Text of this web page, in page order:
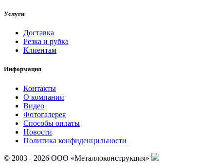
Услуги
Доставка
Резка и рубка
Клиентам
Информация
Контакты
О компании
Видео
Фотогалерея
Способы оплаты
Новости
Политика конфиденцильности
© 2003 - 2026 ООО «Металлоконструкция»